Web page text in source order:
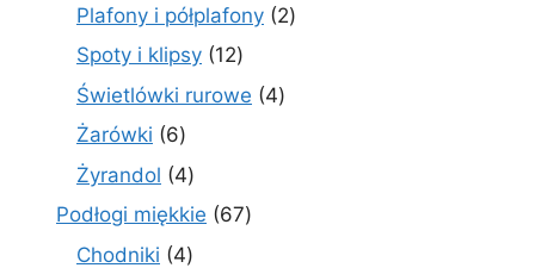
Plafony i półplafony 22
Spoty i klipsy 1212
produktów
Świetlówki rurowe 44
Żarówki 66
produktów
Żyrandol 44
produkty
Podłogi miękkie 6767
Chodniki 44